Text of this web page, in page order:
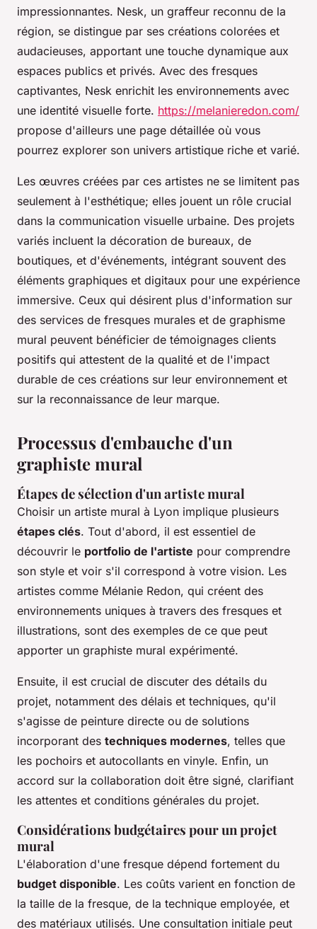
impressionnantes. Nesk, un graffeur reconnu de la
région, se distingue par ses créations colorées et
audacieuses, apportant une touche dynamique aux
espaces publics et privés. Avec des fresques
captivantes, Nesk enrichit les environnements avec
une identité visuelle forte. https://melanieredon.com/
propose d'ailleurs une page détaillée où vous
pourrez explorer son univers artistique riche et varié.
Les œuvres créées par ces artistes ne se limitent pas
seulement à l'esthétique; elles jouent un rôle crucial
dans la communication visuelle urbaine. Des projets
variés incluent la décoration de bureaux, de
boutiques, et d'événements, intégrant souvent des
éléments graphiques et digitaux pour une expérience
immersive. Ceux qui désirent plus d'information sur
des services de fresques murales et de graphisme
mural peuvent bénéficier de témoignages clients
positifs qui attestent de la qualité et de l'impact
durable de ces créations sur leur environnement et
sur la reconnaissance de leur marque.
Processus d'embauche d'un
graphiste mural
Étapes de sélection d'un artiste mural
Choisir un artiste mural à Lyon implique plusieurs
étapes clés. Tout d'abord, il est essentiel de
découvrir le portfolio de l'artiste pour comprendre
son style et voir s'il correspond à votre vision. Les
artistes comme Mélanie Redon, qui créent des
environnements uniques à travers des fresques et
illustrations, sont des exemples de ce que peut
apporter un graphiste mural expérimenté.
Ensuite, il est crucial de discuter des détails du
projet, notamment des délais et techniques, qu'il
s'agisse de peinture directe ou de solutions
incorporant des techniques modernes, telles que
les pochoirs et autocollants en vinyle. Enfin, un
accord sur la collaboration doit être signé, clarifiant
les attentes et conditions générales du projet.
Considérations budgétaires pour un projet
mural
L'élaboration d'une fresque dépend fortement du
budget disponible. Les coûts varient en fonction de
la taille de la fresque, de la technique employée, et
des matériaux utilisés. Une consultation initiale peut